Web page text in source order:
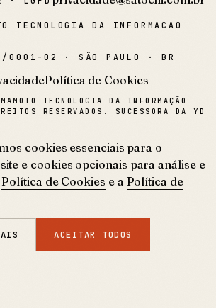
TECNOLOGIA DA INFORMACAO
0001-02 · SÃO PAULO · BR
Política de Cookies
TECNOLOGIA DA INFORMAÇÃO
RESERVADOS. SUCESSORA DA YD
cookies essenciais para o
e cookies opcionais para análise e
Política de Cookies e a Política de
ACEITAR TODOS